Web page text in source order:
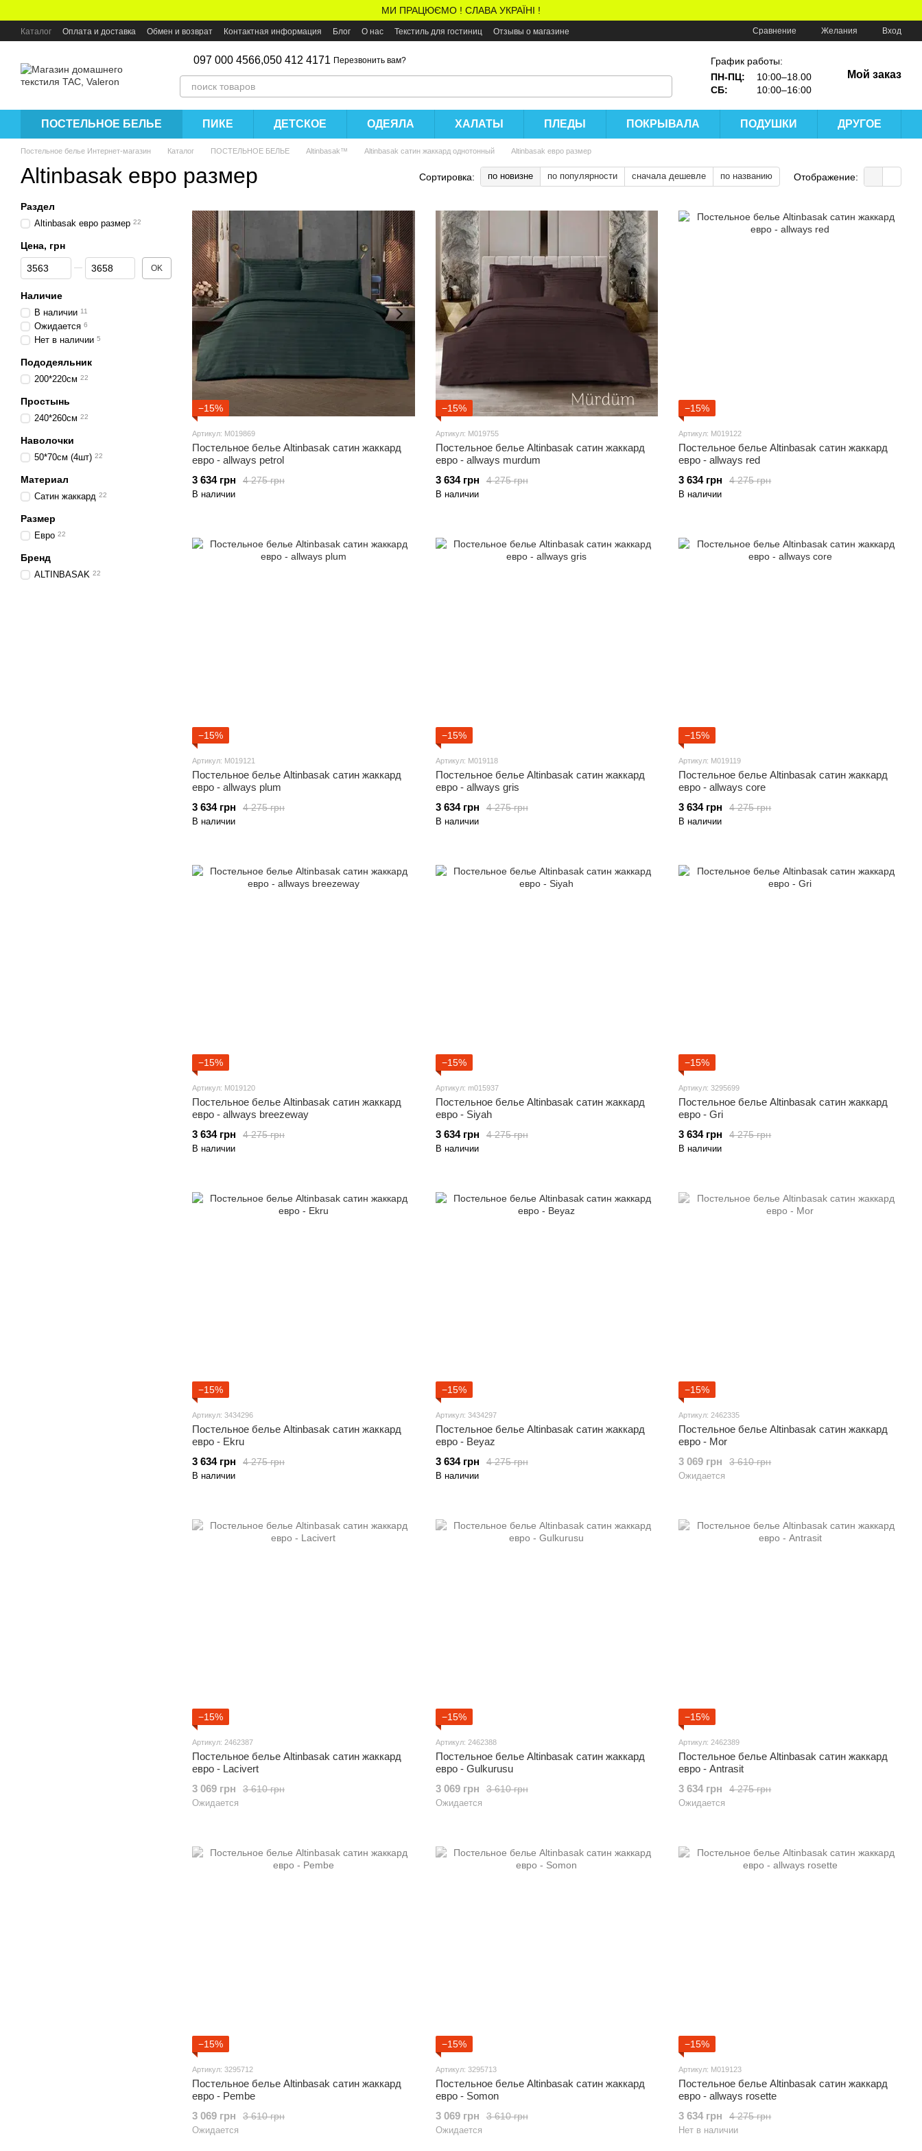
МИ ПРАЦЮЄМО ! СЛАВА УКРАЇНІ !
Каталог Оплата и доставка Обмен и возврат Контактная информация Блог О нас Текстиль для гостиниц Отзывы о магазине Сравнение Желания Вход
097 000 4566,050 412 4171 Перезвонить вам?
График работы:
ПН-ПЦ:
10:00–18.00
СБ:
10:00–16:00
Мой заказ
ПОСТЕЛЬНОЕ БЕЛЬЕ ПИКЕ ДЕТСКОЕ ОДЕЯЛА ХАЛАТЫ ПЛЕДЫ ПОКРЫВАЛА ПОДУШКИ ДРУГОЕ
Постельное белье Интернет-магазин Каталог ПОСТЕЛЬНОЕ БЕЛЬЕ Altinbasak™ Altinbasak сатин жаккард однотонный Altinbasak евро размер
Altinbasak евро размер Сортировка: по новизне по популярности сначала дешевле по названию Отображение:
−15%
Артикул: M019869
Постельное белье Altinbasak сатин жаккард
евро - allways petrol
4 275 грн
3 634 грн
В наличии
−15%
Артикул: M019755
Постельное белье Altinbasak сатин жаккард
евро - allways murdum
4 275 грн
3 634 грн
В наличии
−15%
Артикул: M019122
Постельное белье Altinbasak сатин жаккард
евро - allways red
4 275 грн
3 634 грн
В наличии
−15%
Артикул: M019121
Постельное белье Altinbasak сатин жаккард
евро - allways plum
4 275 грн
3 634 грн
В наличии
−15%
Артикул: M019118
Постельное белье Altinbasak сатин жаккард
евро - allways gris
4 275 грн
3 634 грн
В наличии
−15%
Артикул: M019119
Постельное белье Altinbasak сатин жаккард
евро - allways core
4 275 грн
3 634 грн
В наличии
−15%
Артикул: M019120
Постельное белье Altinbasak сатин жаккард
евро - allways breezeway
4 275 грн
3 634 грн
В наличии
−15%
Артикул: m015937
Постельное белье Altinbasak сатин жаккард
евро - Siyah
4 275 грн
3 634 грн
В наличии
−15%
Артикул: 3295699
Постельное белье Altinbasak сатин жаккард
евро - Gri
4 275 грн
3 634 грн
В наличии
−15%
Артикул: 3434296
Постельное белье Altinbasak сатин жаккард
евро - Ekru
4 275 грн
3 634 грн
В наличии
−15%
Артикул: 3434297
Постельное белье Altinbasak сатин жаккард
евро - Beyaz
4 275 грн
3 634 грн
В наличии
−15%
Артикул: 2462335
Постельное белье Altinbasak сатин жаккард
евро - Mor
3 610 грн
3 069 грн
Ожидается
−15%
Артикул: 2462387
Постельное белье Altinbasak сатин жаккард
евро - Lacivert
3 610 грн
3 069 грн
Ожидается
−15%
Артикул: 2462388
Постельное белье Altinbasak сатин жаккард
евро - Gulkurusu
3 610 грн
3 069 грн
Ожидается
−15%
Артикул: 2462389
Постельное белье Altinbasak сатин жаккард
евро - Antrasit
4 275 грн
3 634 грн
Ожидается
−15%
Артикул: 3295712
Постельное белье Altinbasak сатин жаккард
евро - Pembe
3 610 грн
3 069 грн
Ожидается
−15%
Артикул: 3295713
Постельное белье Altinbasak сатин жаккард
евро - Somon
3 610 грн
3 069 грн
Ожидается
−15%
Артикул: M019123
Постельное белье Altinbasak сатин жаккард
евро - allways rosette
4 275 грн
3 634 грн
Нет в наличии
Раздел
Altinbasak евро размер 22
Цена, грн
От Цена, грн
До Цена, грн OK
Наличие
В наличии 11
Ожидается 6
Нет в наличии 5
Пододеяльник
200*220см 22
Простынь
240*260см 22
Наволочки
50*70см (4шт) 22
Материал
Сатин жаккард 22
Размер
Евро 22
Бренд
ALTINBASAK 22